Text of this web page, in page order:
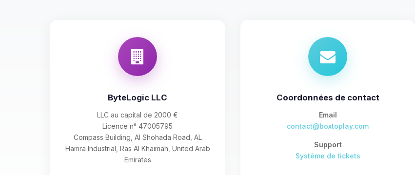
ByteLogic LLC
LLC au capital de 2000 €
Licence n° 47005795
Compass Building, Al Shohada Road, AL
Hamra Industrial, Ras Al Khaimah, United Arab
Emirates
Coordonnées de contact
Email
contact@boxtoplay.com
Support
Système de tickets